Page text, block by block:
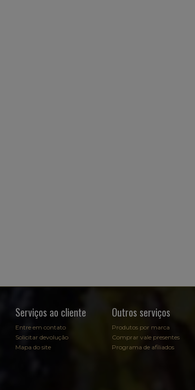
Serviços ao cliente
Entre em contato
Solicitar devolução
Mapa do site
Outros serviços
Produtos por marca
Comprar vale presentes
Programa de afiliados